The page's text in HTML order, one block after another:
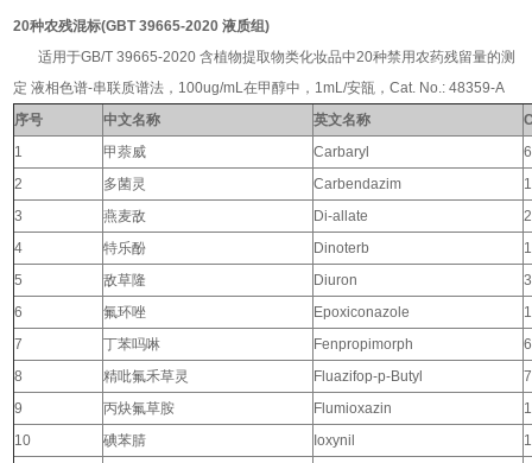
20种农残混标(GBT 39665-2020 液质组)
适用于GB/T 39665-2020 含植物提取物类化妆品中20种禁用农药残留量的测
定 液相色谱-串联质谱法，100ug/mL在甲醇中，1mL/安瓿，Cat. No.: 48359-A
序号
中文名称 英文名称
1
甲萘威 Carbaryl
2
多菌灵 Carbendazim
3
燕麦敌 Di-allate
4
特乐酚 Dinoterb
5
敌草隆 Diuron
6
氟环唑 Epoxiconazole
7
丁苯吗啉 Fenpropimorph
8
精吡氟禾草灵 Fluazifop-p-Butyl
9
丙炔氟草胺 Flumioxazin
10
碘苯腈 Ioxynil